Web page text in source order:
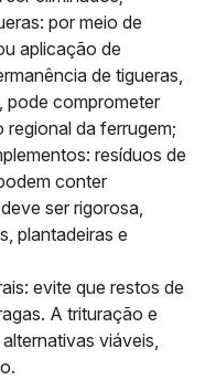
por meio de
aplicação de
de tigueras,
pode comprometer
regional da ferrugem;
resíduos de
conter
ser rigorosa,
plantadeiras e
evite que restos de
A trituração e
viáveis,